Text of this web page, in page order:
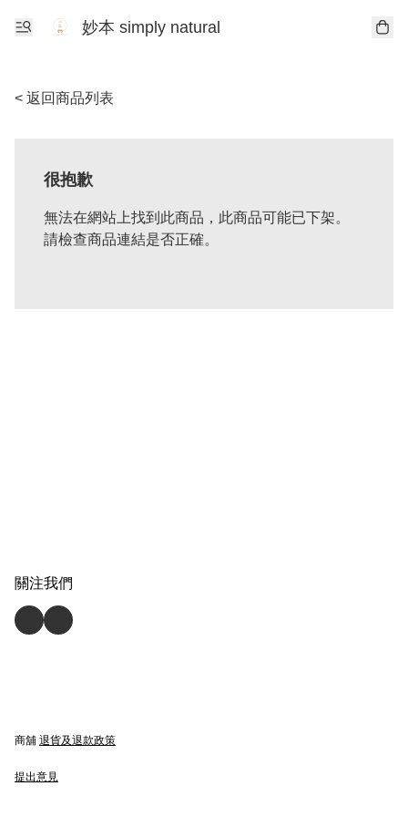
妙本 simply natural
< 返回商品列表
很抱歉
無法在網站上找到此商品，此商品可能已下架。
請檢查商品連結是否正確。
關注我們
商舖 退貨及退款政策
提出意見